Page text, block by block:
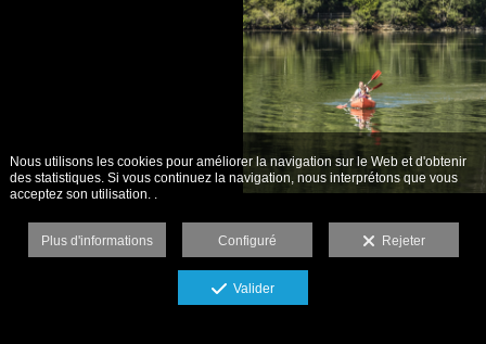
Nous utilisons les cookies pour améliorer la navigation sur le Web et d'obtenir
des statistiques. Si vous continuez la navigation, nous interprétons que vous
acceptez son utilisation. .
Plus d'informations Configuré Rejeter
Valider